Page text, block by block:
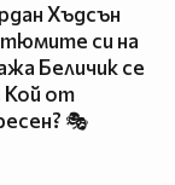
Хъдсън
си на
Беличик се
Кой от
🎭